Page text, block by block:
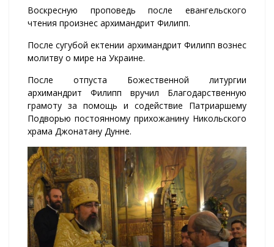
Воскресную проповедь после евангельского
чтения произнес архимандрит Филипп.
После сугубой ектении архимандрит Филипп вознес
молитву о мире на Украине.
После отпуста Божественной литургии
архимандрит Филипп вручил Благодарственную
грамоту за помощь и содействие Патриаршему
Подворью постоянному прихожанину Никольского
храма Джонатану Дунне.